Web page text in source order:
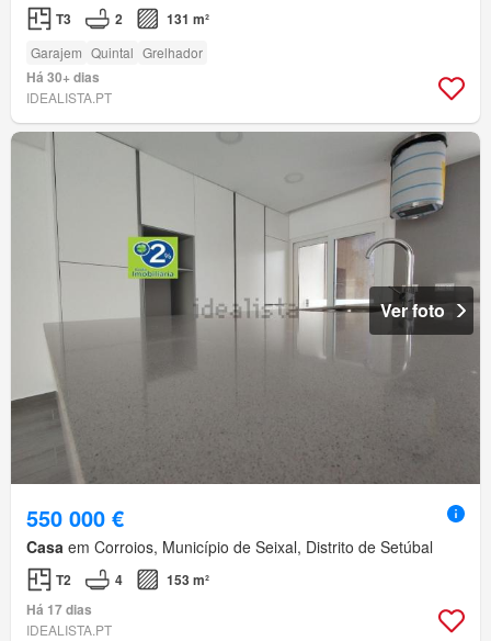
T3 2 131 m²
Garajem Quintal Grelhador
Há 30+ dias
IDEALISTA.PT
Ver foto
550 000 €
Casa em Corroios, Município de Seixal, Distrito de Setúbal
T2 4
153 m²
Há 17 dias
IDEALISTA.PT